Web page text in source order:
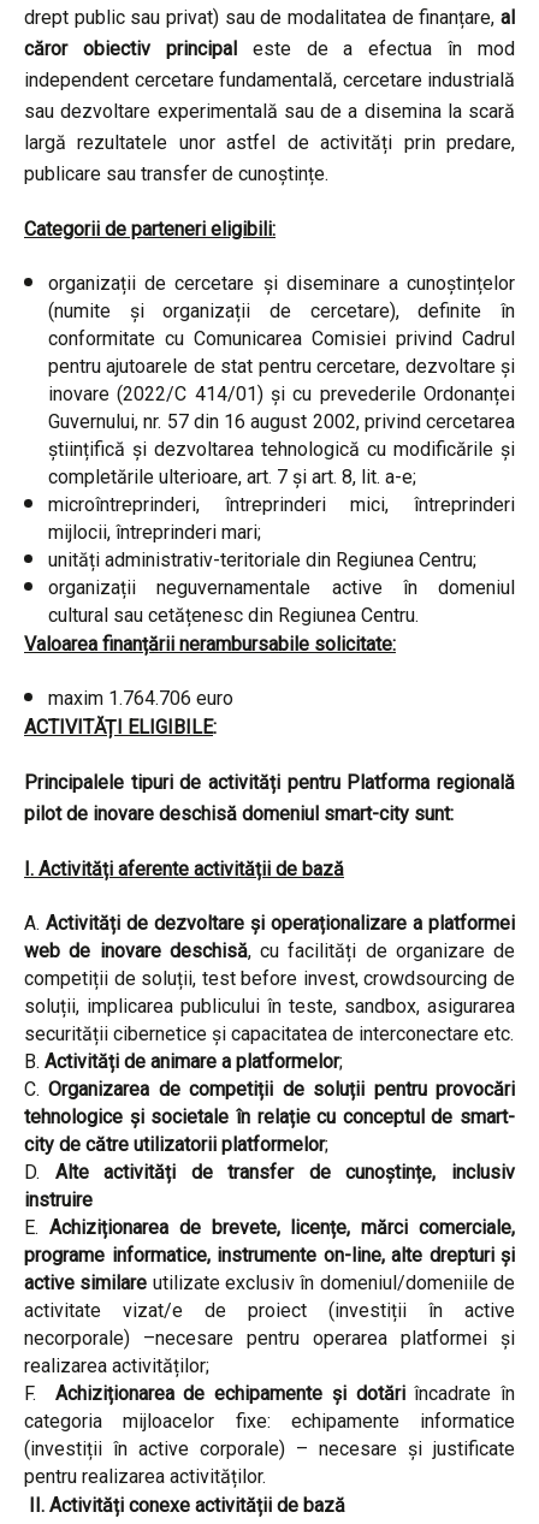
drept public sau privat) sau de modalitatea de finanțare, al
căror obiectiv principal
este de a efectua în mod
independent cercetare fundamentală, cercetare industrială
sau dezvoltare experimentală sau de a disemina la scară
largă rezultatele unor astfel de activități prin predare,
publicare sau transfer de cunoștințe.
Categorii de parteneri eligibili:
organizații de cercetare și diseminare a cunoștințelor
(numite și organizații de cercetare), definite în
conformitate cu Comunicarea Comisiei privind Cadrul
pentru ajutoarele de stat pentru cercetare, dezvoltare și
inovare (2022/C 414/01) și cu prevederile Ordonanței
Guvernului, nr. 57 din 16 august 2002, privind cercetarea
științifică și dezvoltarea tehnologică cu modificările și
completările ulterioare, art. 7 și art. 8, lit. a-e;
microîntreprinderi, întreprinderi mici, întreprinderi
mijlocii, întreprinderi mari;
unități administrativ-teritoriale din Regiunea Centru;
organizații neguvernamentale active în domeniul
cultural sau cetățenesc din Regiunea Centru.
Valoarea finanțării nerambursabile solicitate:
maxim 1.764.706 euro
ACTIVITĂȚI ELIGIBILE:
Principalele tipuri de activități pentru Platforma regională
pilot de inovare deschisă domeniul smart-city sunt:
I. Activități aferente activității de bază
Activități de dezvoltare și operaționalizare a platformei
web de inovare deschisă, cu facilități de organizare de
competiții de soluții, test before invest, crowdsourcing de
soluții, implicarea publicului în teste, sandbox, asigurarea
securității cibernetice și capacitatea de interconectare etc.
Activități de animare a platformelor;
Organizarea de competiții de soluții pentru provocări
tehnologice și societale în relație cu conceptul de smart-
city de către utilizatorii platformelor;
Alte activități de transfer de cunoștințe, inclusiv
instruire
Achiziționareade brevete, licențe, mărci comerciale,
programe informatice, instrumente on-line, alte drepturi și
active similare utilizate exclusiv în domeniul/domeniile de
activitate vizat/e de proiect (investiții în active
necorporale) –necesare pentru operarea platformei și
realizarea activităților;
Achiziționarea de echipamente și dotăriîncadrate în
categoria mijloacelor fixe: echipamente informatice
(investiții în active corporale) – necesare și justificate
pentru realizarea activităților.
II. Activități conexe activității de bază